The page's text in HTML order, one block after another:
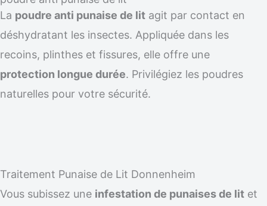
La poudre anti punaise de lit agit par contact en
déshydratant les insectes. Appliquée dans les
recoins, plinthes et fissures, elle offre une
protection longue durée. Privilégiez les poudres
naturelles pour votre sécurité.
Traitement Punaise de Lit Donnenheim
Vous subissez une infestation de punaises de lit et